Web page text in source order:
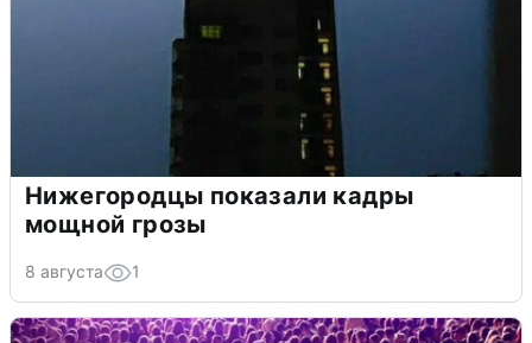
Нижегородцы показали кадры
мощной грозы
8 августа 1